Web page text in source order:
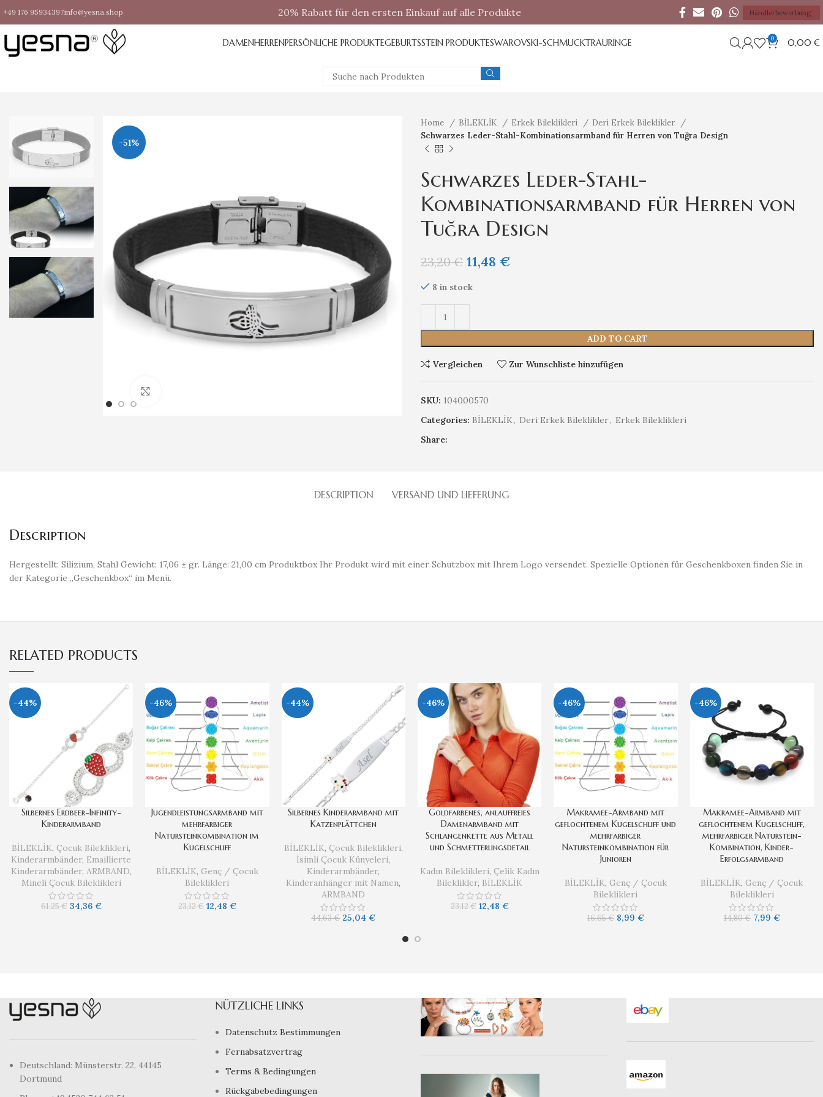
+49 176 95934397info@yesna.shop 20% Rabatt für den ersten Einkauf auf alle Produkte Händlerbewerbung
DAMENHERRENPERSÖNLICHE PRODUKTEGEBURTSSTEIN PRODUKTESWAROVSKI-SCHMUCKTRAURINGE 0 0,00 €
-51%
Home BİLEKLİK Erkek Bileklikleri
Deri Erkek Bileklikler
Schwarzes Leder-Stahl-Kombinationsarmband für Herren von Tuğra Design
Schwarzes Leder-Stahl-
Kombinationsarmband für Herren von
Tuğra Design
23,20€ 11,48 €
8 in stock
ADD TO CART
Vergleichen Zur Wunschliste hinzufügen
SKU: 104000570
Categories: BİLEKLİK, Deri Erkek Bileklikler, Erkek Bileklikleri
Share:
DESCRIPTION VERSAND UND LIEFERUNG
Description
Hergestellt: Silizium, Stahl Gewicht: 17,06 ± gr. Länge: 21,00 cm Produktbox Ihr Produkt wird mit einer Schutzbox mit Ihrem Logo versendet. Spezielle Optionen für Geschenkboxen finden Sie in
der Kategorie „Geschenkbox“ im Menü.
RELATED PRODUCTS
-44%
​Silbernes Erdbeer-Infinity-
Kinderarmband
BİLEKLİK, Çocuk Bileklikleri,
Kinderarmbänder, Emaillierte
Kinderarmbänder, ARMBAND,
Mineli Çocuk Bileklikleri
61,25€ 34,36 €
-46%
Jugendleistungsarmband mit
mehrfarbiger
Natursteinkombination im
Kugelschliff
BİLEKLİK, Genç / Çocuk
Bileklikleri
23,12€ 12,48 €
-44%
​Silbernes Kinderarmband mit
Katzenplättchen
BİLEKLİK, Çocuk Bileklikleri,
İsimli Çocuk Künyeleri,
Kinderarmbänder,
Kinderanhänger mit Namen,
ARMBAND
44,63€ 25,04€
-46%
Goldfarbenes, anlauffreies
Damenarmband mit
Schlangenkette aus Metall
und Schmetterlingsdetail
Kadın Bileklikleri, Çelik Kadın
Bileklikler, BİLEKLİK
23,12€ 12,48 €
-46%
Makramee-Armband mit
geflochtenem Kugelschliff und
mehrfarbiger
Natursteinkombination für
Junioren
BİLEKLİK, Genç / Çocuk
Bileklikleri
16,65€ 8,99 €
-46%
Makramee-Armband mit
geflochtenem Kugelschliff,
mehrfarbiger Naturstein-
Kombination, Kinder-
Erfolgsarmband
BİLEKLİK, Genç / Çocuk
Bileklikleri
14,80€ 7,99 €
Deutschland: Münsterstr. 22, 44145
Dortmund
NÜTZLICHE LINKS
Datenschutz Bestimmungen
Fernabsatzvertrag
Terms & Bedingungen
Rückgabebedingungen